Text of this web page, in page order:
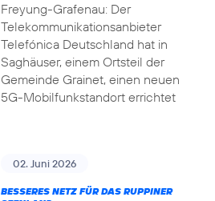
Freyung-Grafenau: Der
Telekommunikationsanbieter
Telefónica Deutschland hat in
Saghäuser, einem Ortsteil der
Gemeinde Grainet, einen neuen
5G-Mobilfunkstandort errichtet
02. Juni 2026
BESSERES NETZ FÜR DAS RUPPINER